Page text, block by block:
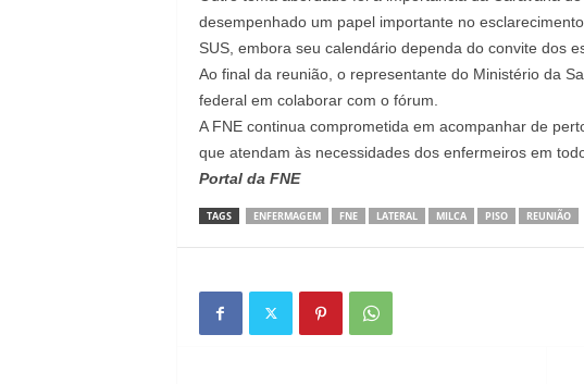
desempenhado um papel importante no
SUS, embora seu calendário dependa do convite dos
Ao final da reunião, o representante do Ministério da
federal em colaborar com o fórum.
A FNE continua comprometida em acompanhar de
que atendam às necessidades dos enfermeiros em
Portal da FNE
TAGS ENFERMAGEM FNE LATERAL MILCA PISO REUNIÃO